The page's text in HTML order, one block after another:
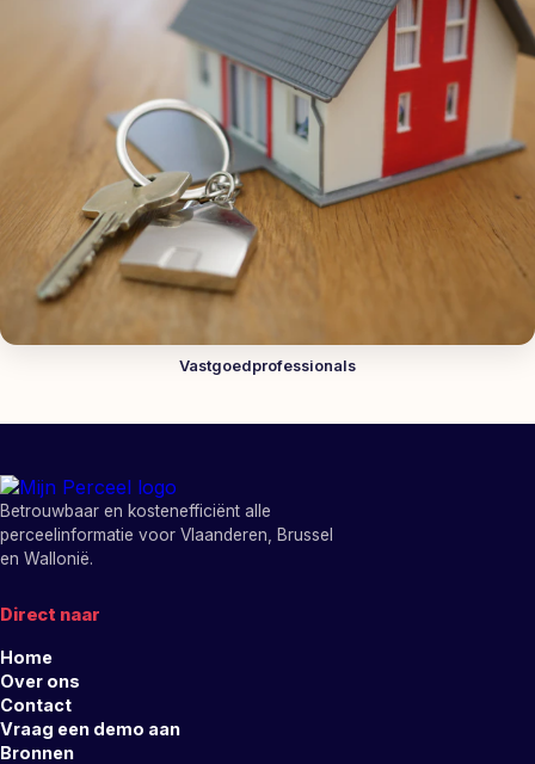
Vastgoedprofessionals
Betrouwbaar en kostenefficiënt alle
perceelinformatie voor Vlaanderen, Brussel
en Wallonië.
Direct naar
Home
Over ons
Contact
Vraag een demo aan
Bronnen